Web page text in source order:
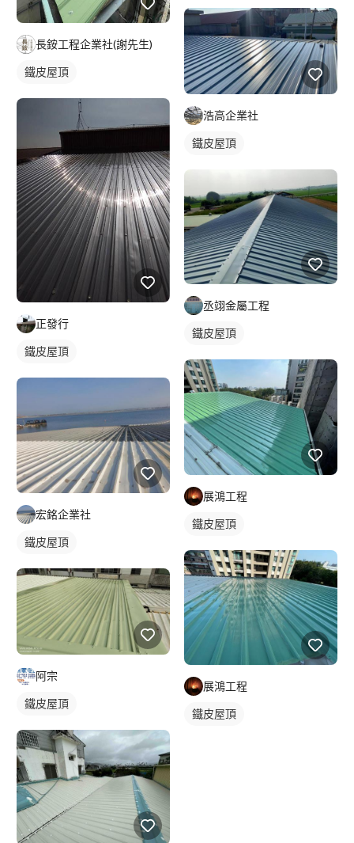
長銨工程企業社(謝先生)
鐵皮屋頂
正發行
鐵皮屋頂
宏銘企業社
鐵皮屋頂
阿宗
鐵皮屋頂
浩高企業社
鐵皮屋頂
丞翊金屬工程
鐵皮屋頂
展鴻工程
鐵皮屋頂
展鴻工程
鐵皮屋頂